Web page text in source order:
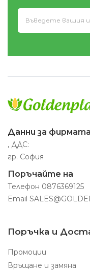
Данни за
, ДДС:
гр. София
Поръчайте на
Телефон 0876369125
Email
Поръчка и
Промоции
Връщане и замяна